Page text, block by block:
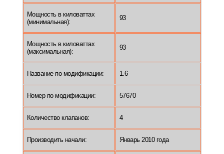
Мощность в киловаттах
(минимальная):
93
Мощность в киловаттах
(максимальная):
93
Название по модификации: 1.6
Номер по модификации: 57670
Количество клапанов: 4
Производить начали: Январь 2010 года